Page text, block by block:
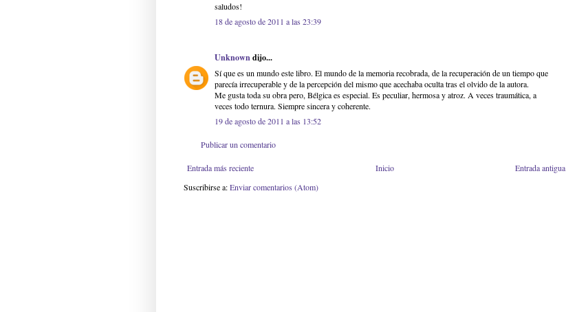
saludos!
18 de agosto de 2011 a las 23:39
Unknowndijo...
Sí que es un mundo este libro. El mundo de la memoria recobrada, de la recuperación de un tiempo que
parecía irrecuperable y de la percepción del mismo que acechaba oculta tras el olvido de la autora.
Me gusta toda su obra pero, Bélgica es especial. Es peculiar, hermosa y atroz. A veces traumática, a
veces todo ternura. Siempre sincera y coherente.
19 de agosto de 2011 a las 13:52
Publicar un comentario
Entrada más reciente Entrada antigua
Inicio
Suscribirse a:Enviar comentarios (Atom)